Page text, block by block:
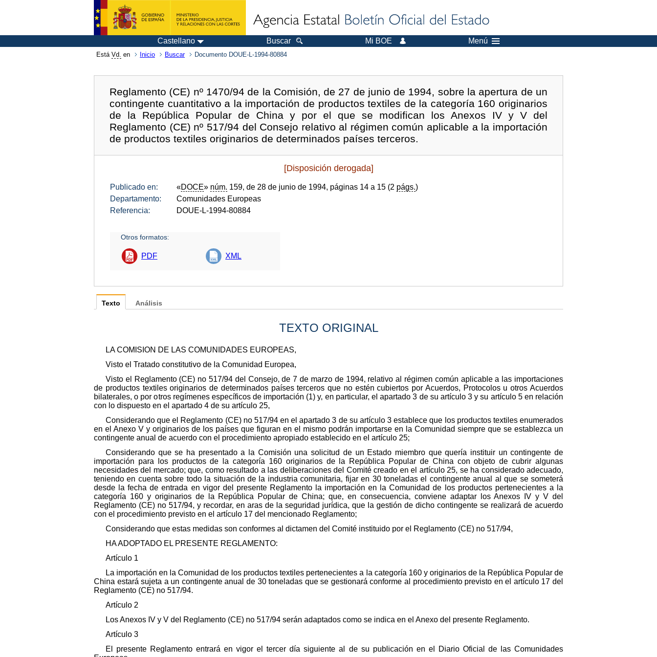
Castellano Buscar Mi BOE Menú
Está Vd. en Inicio Buscar Documento DOUE-L-1994-80884
Reglamento (CE) nº 1470/94 de la Comisión, de 27 de junio de 1994, sobre la apertura de un
contingente cuantitativo a la importación de productos textiles de la categoría 160 originarios
de la República Popular de China y por el que se modifican los Anexos IV y V del
Reglamento (CE) nº 517/94 del Consejo relativo al régimen común aplicable a la importación
de productos textiles originarios de determinados países terceros.
[Disposición derogada]
Publicado en: «DOCE» núm. 159, de 28 de junio de 1994, páginas 14 a 15 (2 págs.)
Departamento:
Comunidades Europeas
Referencia:
DOUE-L-1994-80884
Otros formatos:
PDF XML
Texto
TEXTO ORIGINAL
LA COMISION DE LAS COMUNIDADES EUROPEAS,
Visto el Tratado constitutivo de la Comunidad Europea,
Visto el Reglamento (CE) no 517/94 del Consejo, de 7 de marzo de 1994, relativo al régimen común aplicable a las importaciones
de productos textiles originarios de determinados países terceros que no estén cubiertos por Acuerdos, Protocolos u otros Acuerdos
bilaterales, o por otros regímenes específicos de importación (1) y, en particular, el apartado 3 de su artículo 3 y su artículo 5 en relación
con lo dispuesto en el apartado 4 de su artículo 25,
Considerando que el Reglamento (CE) no 517/94 en el apartado 3 de su artículo 3 establece que los productos textiles enumerados
en el Anexo V y originarios de los países que figuran en el mismo podrán importarse en la Comunidad siempre que se establezca un
contingente anual de acuerdo con el procedimiento apropiado establecido en el artículo 25;
Considerando que se ha presentado a la Comisión una solicitud de un Estado miembro que quería instituir un contingente de
importación para los productos de la categoría 160 originarios de la República Popular de China con objeto de cubrir algunas
necesidades del mercado; que, como resultado a las deliberaciones del Comité creado en el artículo 25, se ha considerado adecuado,
teniendo en cuenta sobre todo la situación de la industria comunitaria, fijar en 30 toneladas el contingente anual al que se someterá
desde la fecha de entrada en vigor del presente Reglamento la importación en la Comunidad de los productos pertenecientes a la
categoría 160 y originarios de la República Popular de China; que, en consecuencia, conviene adaptar los Anexos IV y V del
Reglamento (CE) no 517/94, y recordar, en aras de la seguridad jurídica, que la gestión de dicho contingente se realizará de acuerdo
con el procedimiento previsto en el artículo 17 del mencionado Reglamento;
Considerando que estas medidas son conformes al dictamen del Comité instituido por el Reglamento (CE) no 517/94,
HA ADOPTADO EL PRESENTE REGLAMENTO:
Artículo 1
La importación en la Comunidad de los productos textiles pertenecientes a la categoría 160 y originarios de la República Popular de
China estará sujeta a un contingente anual de 30 toneladas que se gestionará conforme al procedimiento previsto en el artículo 17 del
Reglamento (CE) no 517/94.
Artículo 2
Los Anexos IV y V del Reglamento (CE) no 517/94 serán adaptados como se indica en el Anexo del presente Reglamento.
Artículo 3
El presente Reglamento entrará en vigor el tercer día siguiente al de su publicación en el Diario Oficial de las Comunidades
Análisis